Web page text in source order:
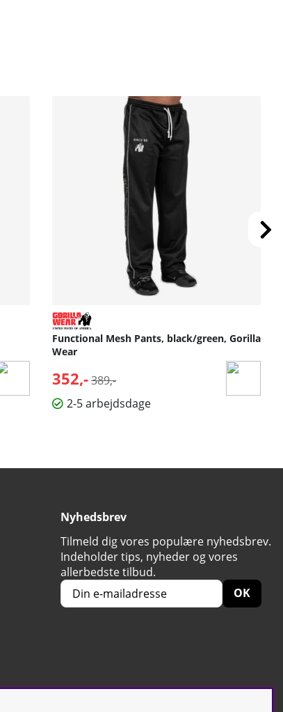
Functional Mesh Pants, black/green, Gorilla
Wear
352,- Normalpris:
389,-
2-5 arbejdsdage
Nyhedsbrev
Tilmeld dig vores populære nyhedsbrev.
Indeholder tips, nyheder og vores
allerbedste tilbud.
OK